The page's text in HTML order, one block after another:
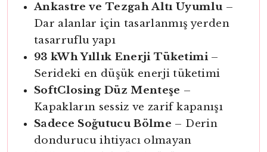
Ankastre ve Tezgah Altı Uyumlu–
Dar alanlar için tasarlanmış yerden
tasarruflu yapı
93 kWh Yıllık Enerji Tüketimi–
Serideki en düşük enerji tüketimi
SoftClosing Düz Menteşe –
Kapakların sessiz ve zarif kapanışı
Sadece Soğutucu Bölme – Derin
dondurucu ihtiyacı olmayan